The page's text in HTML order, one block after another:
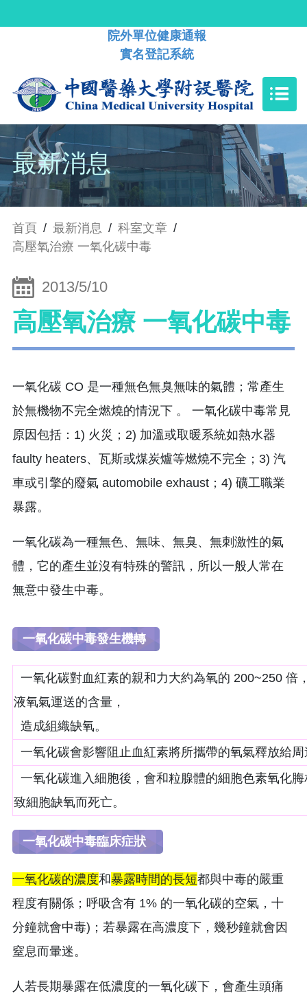
院外單位健康通報
實名登記系統
最新消息
首頁 / 最新消息 / 科室文章 /
高壓氧治療 一氧化碳中毒
2013/5/10
高壓氧治療 一氧化碳中毒
一氧化碳 CO 是一種無色無臭無味的氣體；常產生
於無機物不完全燃燒的情況下 。 一氧化碳中毒常見
原因包括：1) 火災；2) 加溫或取暖系統如熱水器
faulty heaters、瓦斯或煤炭爐等燃燒不完全；3) 汽
車或引擎的廢氣 automobile exhaust；4) 礦工職業
暴露。
一氧化碳為一種無色、無味、無臭、無刺激性的氣
體，它的產生並沒有特殊的警訊，所以一般人常在
無意中發生中毒。
一氧化碳中毒發生機轉
一氧化碳對血紅素的親和力大約為氧的 200~250 倍
液氧氣運送的含量，
造成組織缺氧。
一氧化碳會影響阻止血紅素將所攜帶的氧氣釋放給
一氧化碳進入細胞後，會和粒腺體的細胞色素氧化
致細胞缺氧而死亡。
一氧化碳中毒臨床症狀
一氧化碳的濃度和暴露時間的長短都與中毒的嚴重
程度有關係；呼吸含有 1% 的一氧化碳的空氣，十
分鐘就會中毒)；若暴露在高濃度下，幾秒鐘就會因
窒息而暈迷。
人若長期暴露在低濃度的一氧化碳下，會產生頭痛